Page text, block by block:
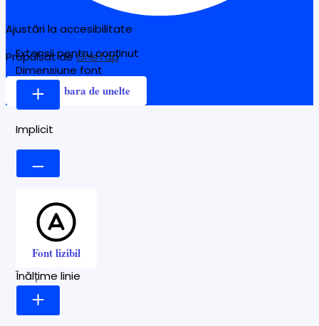
Ajustări la accesibilitate
Propulsat deOneTap
Ascunde bara de unelte
Extensii pentru conținut
Dimensiune font
Implicit
Font lizibil
Înălțime linie